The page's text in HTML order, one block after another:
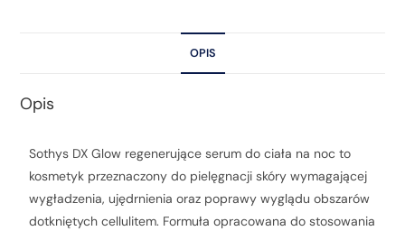
OPIS
Opis
Sothys DX Glow regenerujące serum do ciała na noc to
kosmetyk przeznaczony do pielęgnacji skóry wymagającej
wygładzenia, ujędrnienia oraz poprawy wyglądu obszarów
dotkniętych cellulitem. Formuła opracowana do stosowania